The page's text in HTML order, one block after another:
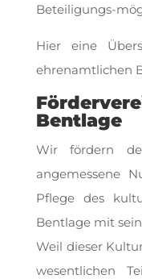
Beteiligungs-
Hier eine
ehrenamtlichen
Bentlage
Wir fördern
angemessene
Pflege des
Bentlage mit
Weil dieser
wesentlichen